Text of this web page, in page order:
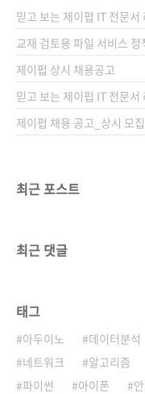
심혈을 기울여 만들었습니다.
이라도 어렵지 않게 따라할 수
구성하였습니다. 선생님이나
더 좋겠지만, 가르치는 사람이
충분히 따라할 수 있도록 난이
썼습니다. 실력 ..
믿고 보는 제이펍 IT 전문서
교재 검토용 파일 서비스 정
제이펍 상시 채용공고
믿고 보는 제이펍 IT 전문서
제이펍 채용 공고_상시 모집
최근 포스트
최근 댓글
태그
아두이노 데이터분석
네트워크
알고리즘
파이썬
아이폰